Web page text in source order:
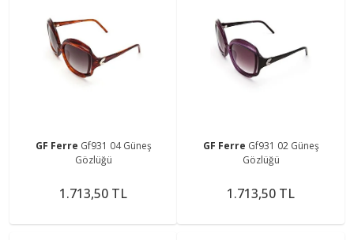
GF Ferre Gf931 04 Güneş
Gözlüğü
1.713,50 TL
GF Ferre Gf931 02 Güneş
Gözlüğü
1.713,50 TL